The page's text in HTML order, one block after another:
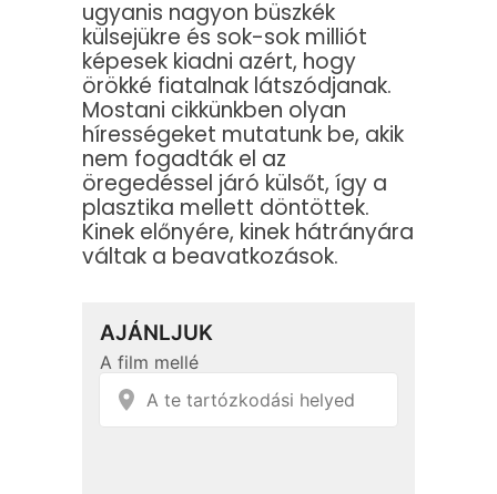
ugyanis nagyon büszkék
külsejükre és sok-sok milliót
képesek kiadni azért, hogy
örökké fiatalnak látszódjanak.
Mostani cikkünkben olyan
hírességeket mutatunk be, akik
nem fogadták el az
öregedéssel járó külsőt, így a
plasztika mellett döntöttek.
Kinek előnyére, kinek hátrányára
váltak a beavatkozások.